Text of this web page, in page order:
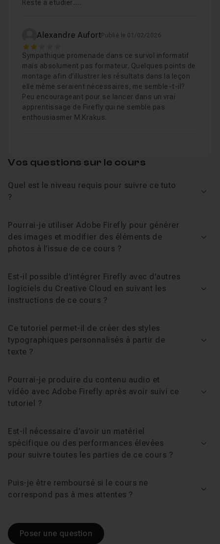
Reste a etudier.....
Alexandre Aufort Publié le 01/02/2026
2
Sympathique promenade dans ce survol informatif
mais absolument pas formateur. Quelques points de
montage afin d'illustrer les résultats dans la leçon
elle même seraient nécessaires, me semble-t-il?
Peu encourageant pour se lancer dans un vrai
apprentissage de Firefly qui ne semble pas
enthousiasmer M.Krakus.
Vos questions sur le cours
Quel est le niveau requis pour suivre ce tuto
?
Pourrai-je utiliser Adobe Firefly pour générer
des images et modifier des éléments de
photos à l’issue de ce cours ?
Est-il possible d’intégrer Firefly avec d’autres
logiciels du Creative Cloud en suivant les
instructions de ce cours ?
Ce tutoriel permet-il de créer des styles
typographiques personnalisés à partir de
texte ?
Pourrai-je produire du contenu audio et
vidéo avec Adobe Firefly après avoir suivi ce
tutoriel ?
Est-il nécessaire d’avoir un matériel
spécifique ou des performances élevées
pour suivre toutes les parties de ce cours ?
Puis-je être remboursé si le cours ne
correspond pas à mes attentes ?
Poser une question